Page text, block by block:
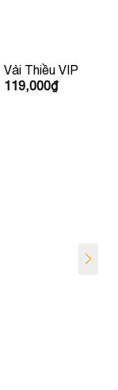
Vải Thiều VIP
119,000₫